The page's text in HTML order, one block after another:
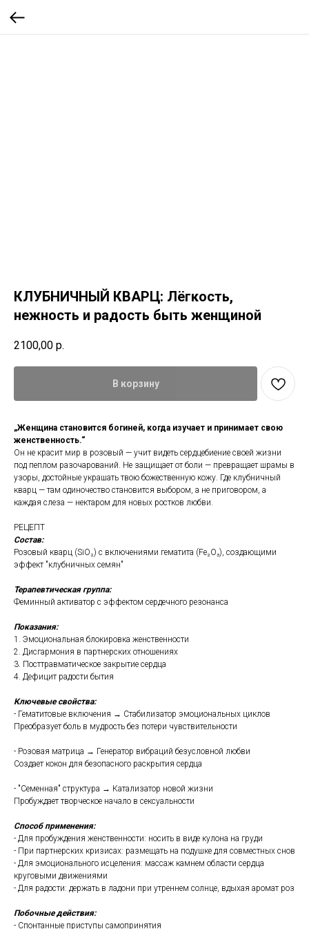
КЛУБНИЧНЫЙ КВАРЦ: Лёгкость,
нежность и радость быть женщиной
2100,00 р.
В корзину
„Женщина становится богиней, когда изучает и принимает свою
женственность.“
Он не красит мир в розовый — учит видеть сердцебиение своей жизни
под пеплом разочарований. Не защищает от боли — превращает шрамы в
узоры, достойные украшать твою божественную кожу. Где клубничный
кварц — там одиночество становится выбором, а не приговором, а
каждая слеза — нектаром для новых ростков любви.
РЕЦЕПТ
Состав:
Розовый кварц (SiO₂) с включениями гематита (Fe₂O₃), создающими
эффект "клубничных семян"
Терапевтическая группа:
Феминный активатор с эффектом сердечного резонанса
Показания:
1. Эмоциональная блокировка женственности
2. Дисгармония в партнерских отношениях
3. Посттравматическое закрытие сердца
4. Дефицит радости бытия
Ключевые свойства:
- Гематитовые включения → Стабилизатор эмоциональных циклов
Преобразует боль в мудрость без потери чувствительности
- Розовая матрица → Генератор вибраций безусловной любви
Создает кокон для безопасного раскрытия сердца
- "Семенная" структура → Катализатор новой жизни
Пробуждает творческое начало в сексуальности
Способ применения:
- Для пробуждения женственности: носить в виде кулона на груди
- При партнерских кризисах: размещать на подушке для совместных снов
- Для эмоционального исцеления: массаж камнем области сердца
круговыми движениями
- Для радости: держать в ладони при утреннем солнце, вдыхая аромат роз
Побочные действия:
- Спонтанные приступы самопринятия